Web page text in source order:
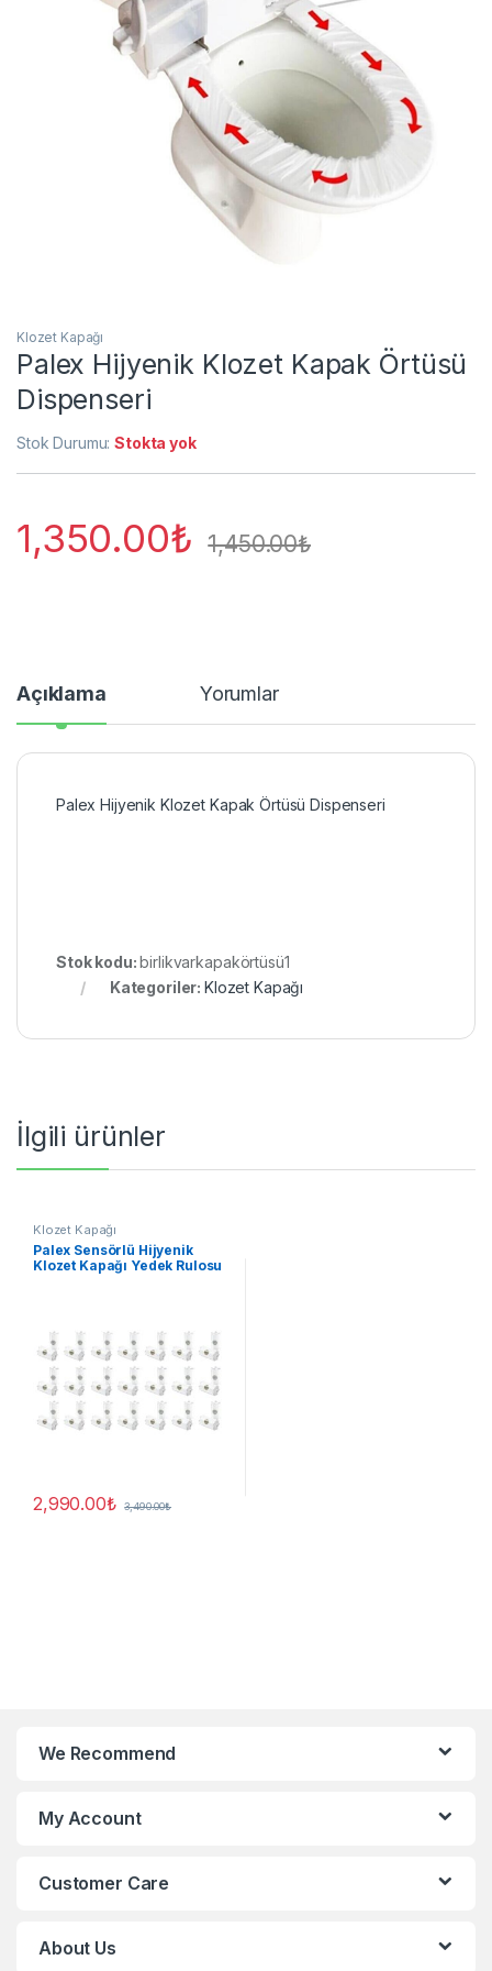
Klozet Kapağı
Palex Hijyenik Klozet Kapak Örtüsü
Dispenseri
Stok Durumu:Stokta yok
1,350.00₺ 1,450.00₺
Açıklama Yorumlar
Palex Hijyenik Klozet Kapak Örtüsü Dispenseri
Stok kodu:birlikvarkapakörtüsü1
Kategoriler:Klozet Kapağı
İlgili ürünler
Klozet Kapağı
Palex Sensörlü Hijyenik
Klozet Kapağı Yedek Rulosu
2,990.00₺ 3,490.00₺
We Recommend
My Account
Customer Care
About Us